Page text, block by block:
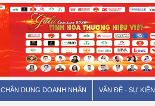
CHÂN DUNG DOANH NHÂN VẤN ĐỀ - SỰ KIỆN